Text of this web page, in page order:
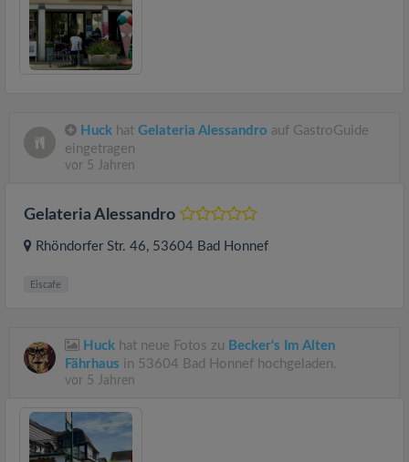
Huck hat Gelateria Alessandro auf GastroGuide
eingetragen
vor 5 Jahren
Gelateria Alessandro
Rhöndorfer Str. 46, 53604 Bad Honnef
Eiscafe
Huck hat neue Fotos zu Becker‘s Im Alten
Fährhaus in 53604 Bad Honnef hochgeladen.
vor 5 Jahren